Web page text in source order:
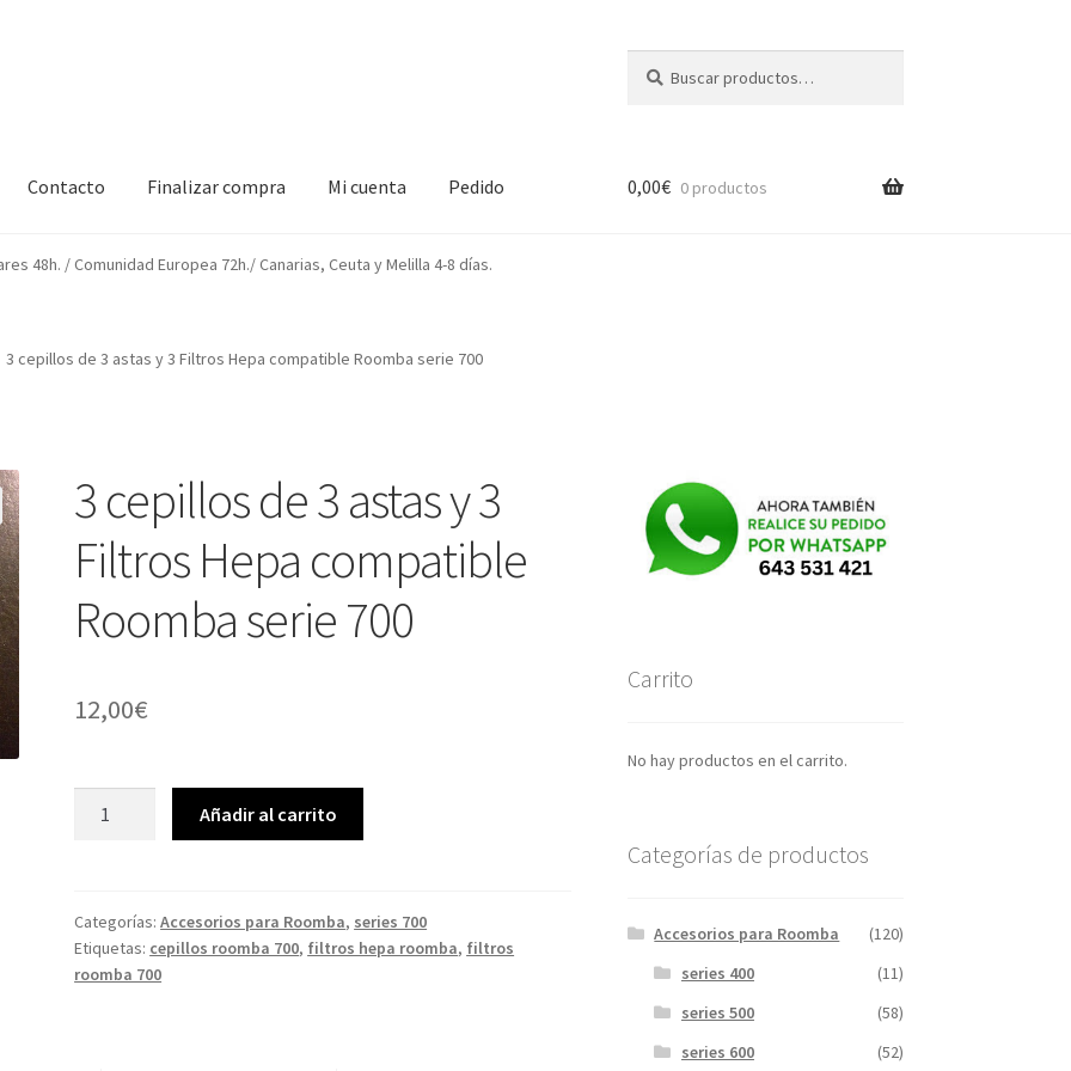
por:
Contacto Finalizar compra Mi cuenta Pedido
compraMi cuentaPedido
0,00€ 0 productos
48h. / Comunidad Europea 72h./ Canarias, Ceuta y Melilla 4-8 días.
3 cepillos de 3 astas y 3 Filtros Hepa compatible Roomba serie 700
3 cepillos de 3 astas y 3
Filtros Hepa compatible
Roomba serie 700
12,00€
astas
y
3
Añadir al carrito
Categorías:Accesorios para Roomba, series 700
Etiquetas: cepillos roomba 700, filtros hepa roomba, filtros
roomba 700
Carrito
No hay productos en el carrito.
Categorías de productos
Accesorios para Roomba
(120)
series 400
(11)
series 500
(58)
series 600
(52)